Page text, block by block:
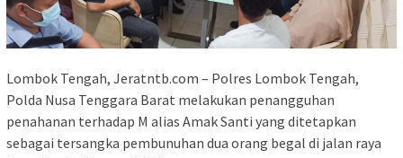
Lombok Tengah, Jeratntb.com – Polres Lombok Tengah,
Polda Nusa Tenggara Barat melakukan penangguhan
penahanan terhadap M alias Amak Santi yang ditetapkan
sebagai tersangka pembunuhan dua orang begal di jalan raya